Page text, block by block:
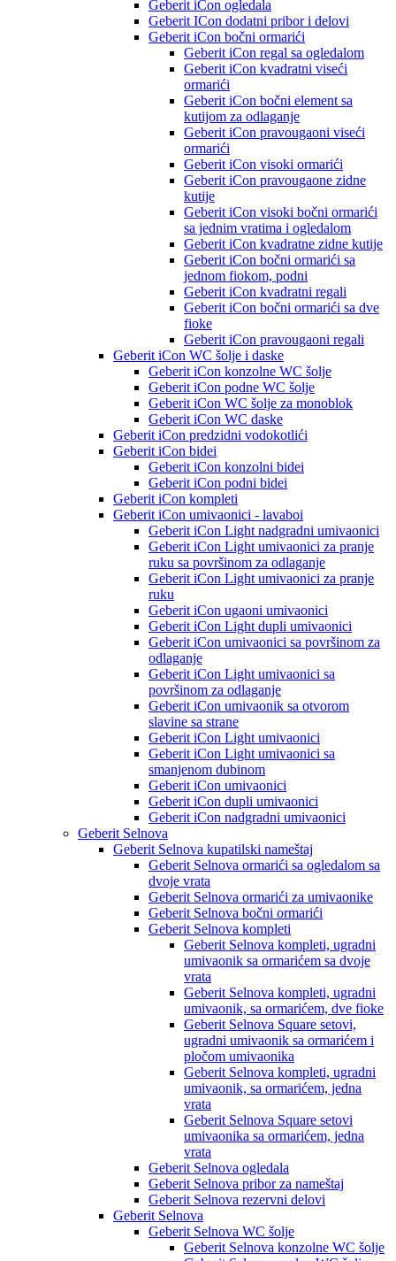
Geberit iCon ogledala
Geberit ICon dodatni pribor i delovi
Geberit iCon bočni ormarići
Geberit iCon regal sa ogledalom
Geberit iCon kvadratni viseći
ormarići
Geberit iCon bočni element sa
kutijom za odlaganje
Geberit iCon pravougaoni viseći
ormarići
Geberit iCon visoki ormarići
Geberit iCon pravougaone zidne
kutije
Geberit iCon visoki bočni ormarići
sa jednim vratima i ogledalom
Geberit iCon kvadratne zidne kutije
Geberit iCon bočni ormarići sa
jednom fiokom, podni
Geberit iCon kvadratni regali
Geberit iCon bočni ormarići sa dve
fioke
Geberit iCon pravougaoni regali
Geberit iCon WC šolje i daske
Geberit iCon konzolne WC šolje
Geberit iCon podne WC šolje
Geberit iCon WC šolje za monoblok
Geberit iCon WC daske
Geberit iCon predzidni vodokotlići
Geberit iCon bidei
Geberit iCon konzolni bidei
Geberit iCon podni bidei
Geberit iCon kompleti
Geberit iCon umivaonici - lavaboi
Geberit iCon Light nadgradni umivaonici
Geberit iCon Light umivaonici za pranje
ruku sa površinom za odlaganje
Geberit iCon Light umivaonici za pranje
ruku
Geberit iCon ugaoni umivaonici
Geberit iCon Light dupli umivaonici
Geberit iCon umivaonici sa površinom za
odlaganje
Geberit iCon Light umivaonici sa
površinom za odlaganje
Geberit iCon umivaonik sa otvorom
slavine sa strane
Geberit iCon Light umivaonici
Geberit iCon Light umivaonici sa
smanjenom dubinom
Geberit iCon umivaonici
Geberit iCon dupli umivaonici
Geberit iCon nadgradni umivaonici
Geberit Selnova
Geberit Selnova kupatilski nameštaj
Geberit Selnova ormarići sa ogledalom sa
dvoje vrata
Geberit Selnova ormarići za umivaonike
Geberit Selnova bočni ormarići
Geberit Selnova kompleti
Geberit Selnova kompleti, ugradni
umivaonik sa ormarićem sa dvoje
vrata
Geberit Selnova kompleti, ugradni
umivaonik, sa ormarićem, dve fioke
Geberit Selnova Square setovi,
ugradni umivaonik sa ormarićem i
pločom umivaonika
Geberit Selnova kompleti, ugradni
umivaonik, sa ormarićem, jedna
vrata
Geberit Selnova Square setovi
umivaonika sa ormarićem, jedna
vrata
Geberit Selnova ogledala
Geberit Selnova pribor za nameštaj
Geberit Selnova rezervni delovi
Geberit Selnova
Geberit Selnova WC šolje
Geberit Selnova konzolne WC šolje